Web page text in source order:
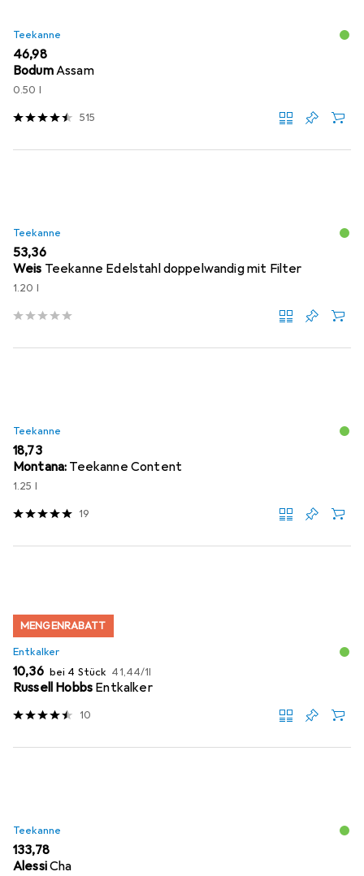
Teekanne
EUR
46,98
BodumAssam
0.50 l
515
Teekanne
EUR
53,36
Weis Teekanne Edelstahl doppelwandig mit Filter
1.20 l
Teekanne
EUR
18,73
Montana: Teekanne Content
1.25 l
19
MENGENRABATT
Entkalker
EUR
10,36 bei 4 Stück EUR
41,44/1l
Russell Hobbs Entkalker
10
Teekanne
EUR
133,78
AlessiCha